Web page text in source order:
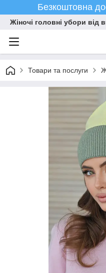
Безкоштовна
Жіночі головні убори від
Товари та послуги